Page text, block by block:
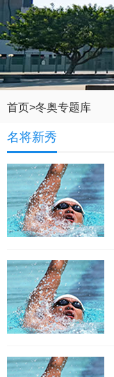
首页>冬奥专题库
名将新秀